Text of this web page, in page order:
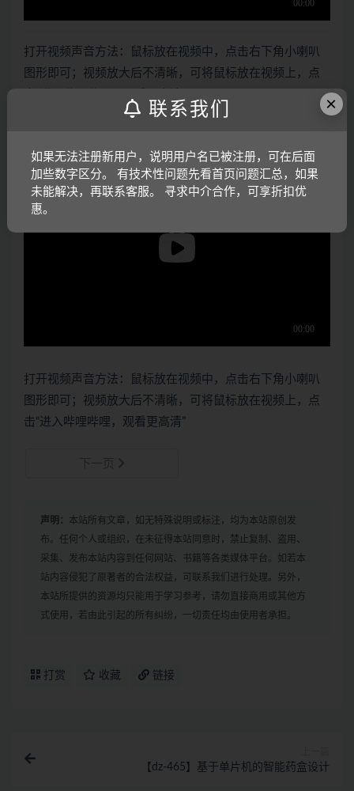
打开视频声音方法：鼠标放在视频中，点击右下角小喇叭
图形即可；视频放大后不清晰，可将鼠标放在视频上，点
打开视频声音方法：鼠标放在视频中，点击右下角小喇叭
图形即可；视频放大后不清晰，可将鼠标放在视频上，点
击“进入哔哩哔哩，观看更高清”
声明： 本站所有文章，如无特殊说明或标注，均为本站原创发
布。任何个人或组织，在未征得本站同意时，禁止复制、盗用、
采集、发布本站内容到任何网站、书籍等各类媒体平台。如若本
站内容侵犯了原著者的合法权益，可联系我们进行处理。另外，
本站所提供的资源均只能用于学习参考，请勿直接商用或其他方
式使用，若由此引起的所有纠纷，一切责任均由使用者承担。
打赏 收藏 链接
【dz-465】基于单片机的智能药盒设计
×
联系我们
如果无法注册新用户，说明用户名已被注册，可在后面
加些数字区分。 有技术性问题先看首页问题汇总，如果
未能解决，再联系客服。 寻求中介合作，可享折扣优
惠。